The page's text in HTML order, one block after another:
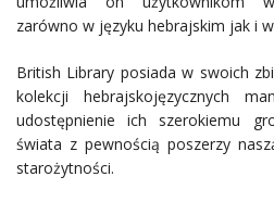
zarówno w języku hebrajskim jak i
British Library posiada w swoich
kolekcji hebrajskojęzycznych
udostępnienie ich szerokiemu
świata z pewnością poszerzy
starożytności.